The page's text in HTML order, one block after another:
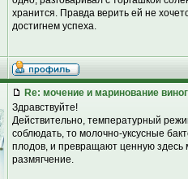
хранится. Правда верить ей не
достигнем успеха.
Re: мочение и маринование
Здравствуйте!
Действительно, температурный
соблюдать, то молочно-уксусные
плодов, и превращают ценную здесь
размягчение.